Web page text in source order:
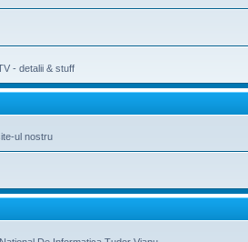
- detalii & stuff
ul nostru